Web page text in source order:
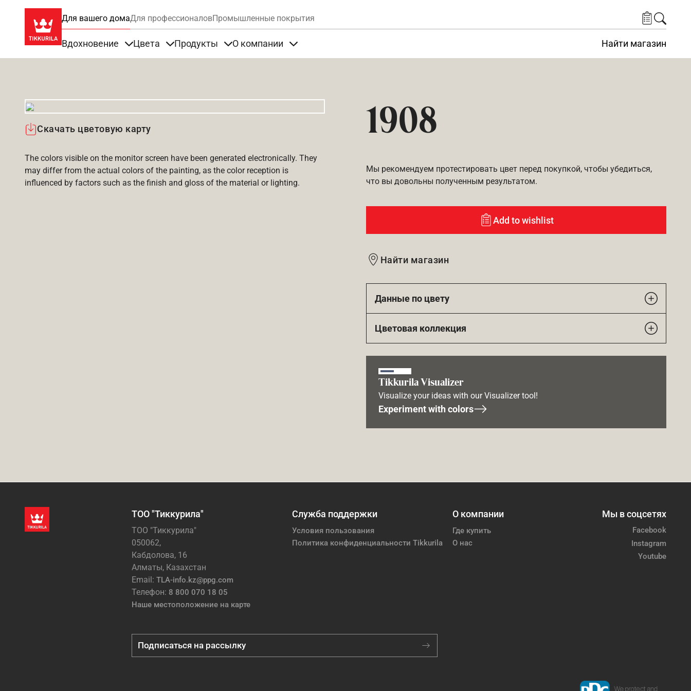
Для вашего домаДля профессионаловПромышленные покрытия
Вдохновение Цвета Продукты О компании Найти магазин
1908
Скачать цветовую карту
The colors visible on the monitor screen have been generated electronically. They
may differ from the actual colors of the painting, as the color reception is
influenced by factors such as the finish and gloss of the material or lighting.
Мы рекомендуем протестировать цвет перед покупкой, чтобы убедиться,
что вы довольны полученным результатом.
Add to wishlist
Найти магазин
Данные по цвету
Цветовая коллекция
Tikkurila Visualizer
Visualize your ideas with our Visualizer tool!
Experiment with colors
ТОО "Тиккурила"
ТОО "Тиккурила"
050062,
Кабдолова, 16
Алматы, Казахстан
Email: TLA-info.kz@ppg.com
Телефон: 8 800 070 18 05
Наше местоположение на карте
Служба поддержки
Условия пользования
Политика конфиденциальности Tikkurila
О компании
Где купить
О нас
Мы в соцсетях
Facebook
Instagram
Youtube
Подписаться на рассылку